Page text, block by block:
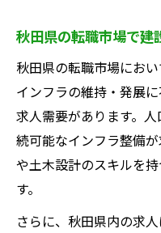
秋田県の転職市場で建
秋田県の転職市場にお
インフラの維持・発展
求人需要があります。
続可能なインフラ整備
や土木設計のスキルを
す。
さらに、秋田県内の求